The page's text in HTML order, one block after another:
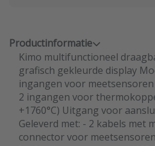
Productinformatie
Kimo multifunctioneel
grafisch gekleurde display
ingangen voor
2 ingangen voor
+1760°C) Uitgang voor
Geleverd met: - 2 kabels met
connector voor